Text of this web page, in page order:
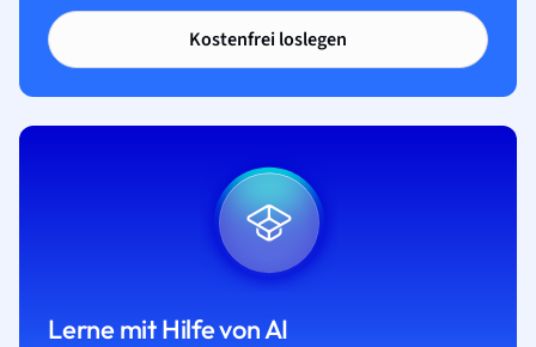
Kostenfrei loslegen
Lerne mit Hilfe von AI